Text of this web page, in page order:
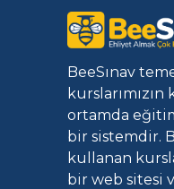
BeeSınav
ortamda
bir sistemdir.
kullanan
bir web sitesi